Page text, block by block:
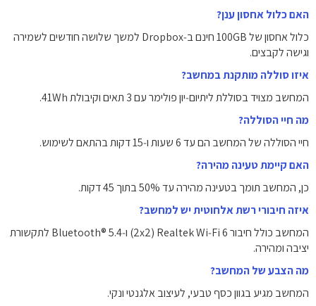
האם כלול אחסון ענן?
כלול אחסון של ‎100GB‎ חינם ב‑Dropbox למשך שלושה חודשים לשמירה
וגישה לקבצים.
איזו סוללה מותקנת במחשב?
המחשב מצויד בסוללת ליתיום‑יון פולימר עם 3 תאים וקיבולת ‎41Wh‎.
מה חיי הסוללה?
חיי הסוללה של המחשב הם עד ‎6 שעות ו‑15 דקות‎ בהתאם לשימוש.
האם קיימת טעינה מהירה?
כן, המחשב תומך בטעינה מהירה עד ‎50%‎ בתוך ‎45‎ דקות.
איזה חיבורי רשת אלחוטית יש למחשב?
המחשב כולל חיבור Realtek Wi‑Fi 6 ‏(2x2)‎ ו‑Bluetooth® 5.4 לתקשורת
יציבה ומהירה.
מה הצבע של המחשב?
המחשב מגיע בגוון כסף טבעי, לעיצוב אלגנטי ונקי.